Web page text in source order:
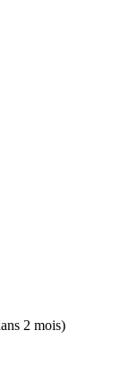
2 mois)